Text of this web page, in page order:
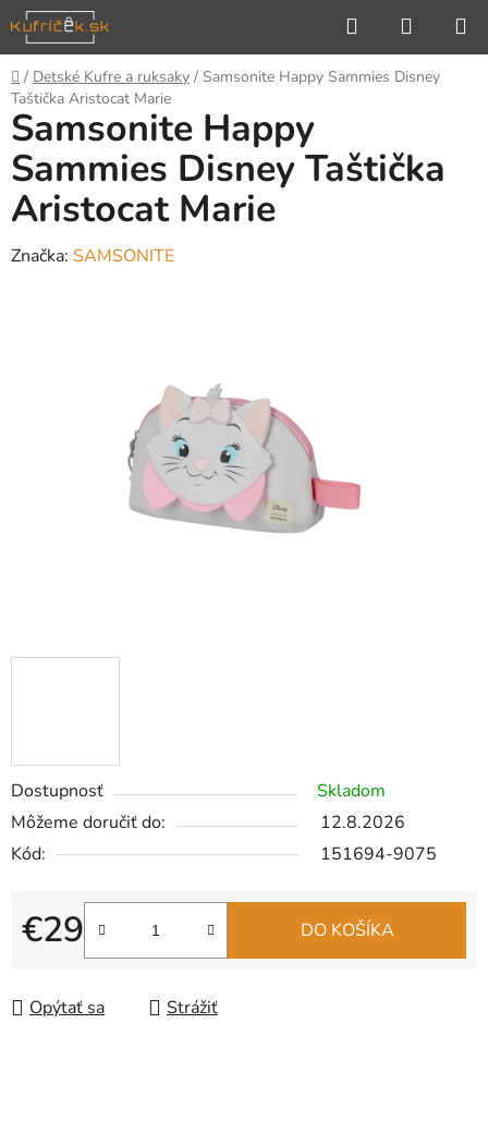
Prejsť
na
obsah
Hľadať
KOŠÍK
Domov
/ Detské Kufre a ruksaky / Samsonite Happy Sammies Disney
Taštička Aristocat Marie
Dostupnosť
Skladom
Môžeme doručiť do:
12.8.2026
Kód:
151694-9075
€29
Jednotková cena:
DO KOŠÍKA
Opýtať sa Strážiť
Samsonite Happy
Sammies Disney Taštička
Aristocat Marie
Značka: SAMSONITE